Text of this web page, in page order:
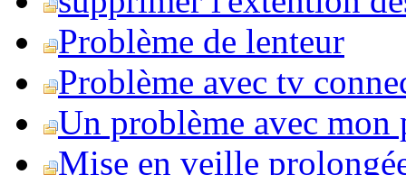
Problème de lenteur
Problème avec tv
Un problème avec mon
Mise en veille